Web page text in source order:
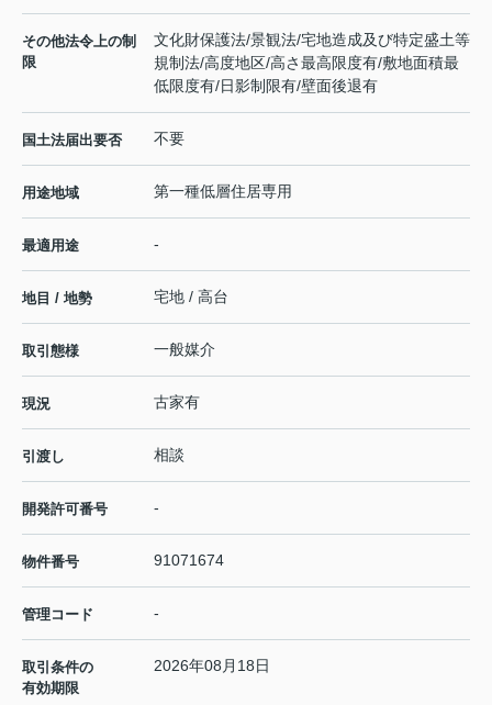
その他法令上の制
限
文化財保護法/景観法/宅地造成及び特定盛土等
規制法/高度地区/高さ最高限度有/敷地面積最
低限度有/日影制限有/壁面後退有
国土法届出要否 不要
用途地域 第一種低層住居専用
最適用途 -
地目 / 地勢 宅地 / 高台
取引態様 一般媒介
現況 古家有
引渡し 相談
開発許可番号 -
物件番号 91071674
管理コード -
取引条件の
有効期限
2026年08月18日